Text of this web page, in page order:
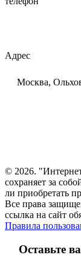
Адрес
Москва,
© 2026.
сохраняет за
ли приобретать
Все права
ссылка на сайт
Правила
Оставьте